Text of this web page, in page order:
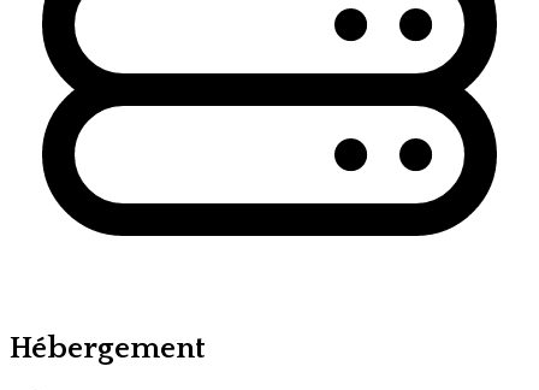
Hébergement